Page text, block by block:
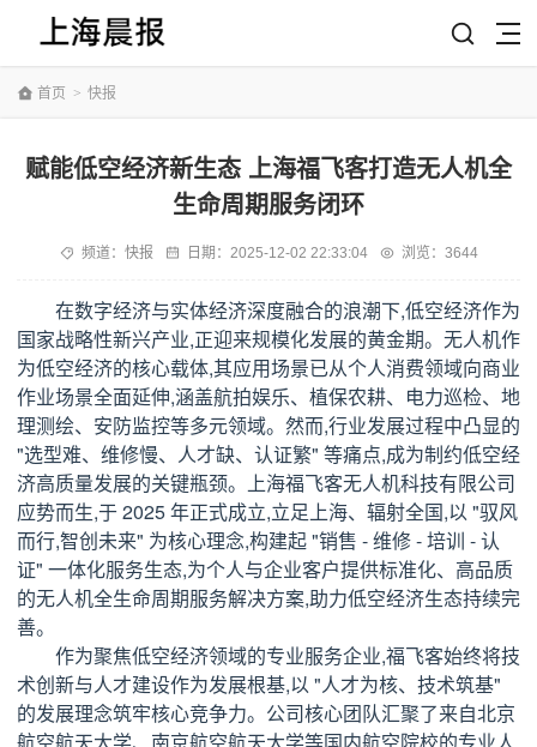
首页 > 快报
赋能低空经济新生态 上海福飞客打造无人机全
生命周期服务闭环
频道： 快报 日期： 2025-12-02 22:33:04 浏览：3644
在数字经济与实体经济深度融合的浪潮下,低空经济作为
国家战略性新兴产业,正迎来规模化发展的黄金期。无人机作
为低空经济的核心载体,其应用场景已从个人消费领域向商业
作业场景全面延伸,涵盖航拍娱乐、植保农耕、电力巡检、地
理测绘、安防监控等多元领域。然而,行业发展过程中凸显的
"选型难、维修慢、人才缺、认证繁" 等痛点,成为制约低空经
济高质量发展的关键瓶颈。上海福飞客无人机科技有限公司
应势而生,于 2025 年正式成立,立足上海、辐射全国,以 "驭风
而行,智创未来" 为核心理念,构建起 "销售 - 维修 - 培训 - 认
证" 一体化服务生态,为个人与企业客户提供标准化、高品质
的无人机全生命周期服务解决方案,助力低空经济生态持续完
善。
作为聚焦低空经济领域的专业服务企业,福飞客始终将技
术创新与人才建设作为发展根基,以 "人才为核、技术筑基"
的发展理念筑牢核心竞争力。公司核心团队汇聚了来自北京
航空航天大学、南京航空航天大学等国内航空院校的专业人